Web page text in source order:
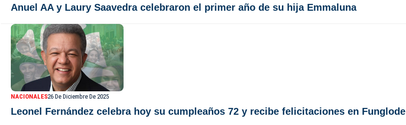
Anuel AA y Laury Saavedra celebraron el primer año de su hija Emmaluna
NACIONALES26 De Diciembre De 2025
Leonel Fernández celebra hoy su cumpleaños 72 y recibe felicitaciones en Funglode